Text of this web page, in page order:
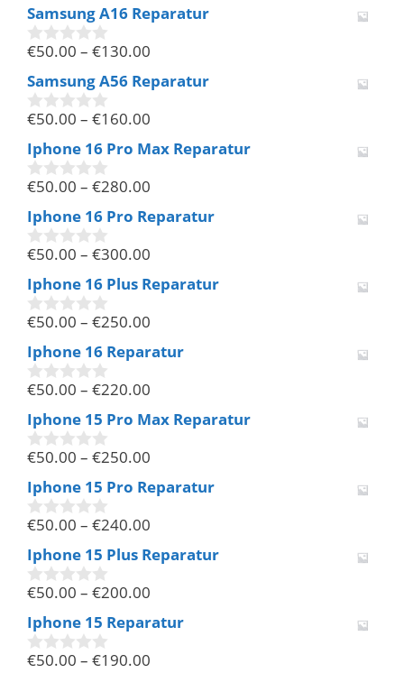
o
n
5
Samsung A16 Reparatur
0
o
n
5
€50.00 – €130.00
Samsung A56 Reparatur
0
o
n
5
€50.00 – €160.00
Iphone 16 Pro Max Reparatur
0
o
n
5
€50.00 – €280.00
Iphone 16 Pro Reparatur
0
o
n
5
€50.00 – €300.00
Iphone 16 Plus Reparatur
0
o
n
5
€50.00 – €250.00
Iphone 16 Reparatur
0
o
n
5
€50.00 – €220.00
Iphone 15 Pro Max Reparatur
0
o
n
5
€50.00 – €250.00
Iphone 15 Pro Reparatur
0
o
n
5
€50.00 – €240.00
Iphone 15 Plus Reparatur
0
o
n
5
€50.00 – €200.00
Iphone 15 Reparatur
0
€50.00 – €190.00